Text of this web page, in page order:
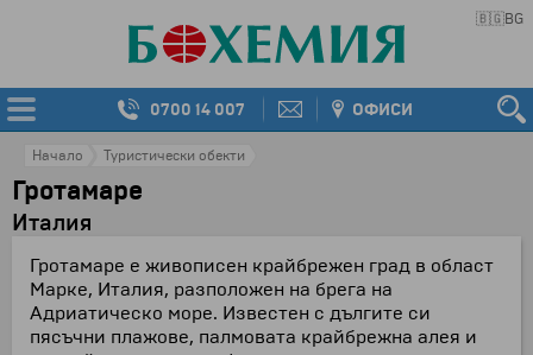
🇧🇬BG
0700 14 007 ОФИСИ
Начало Туристически обекти
Гротамаре
Италия
Гротамаре е живописен крайбрежен град в област
Марке, Италия, разположен на брега на
Адриатическо море. Известен с дългите си
пясъчни плажове, палмовата крайбрежна алея и